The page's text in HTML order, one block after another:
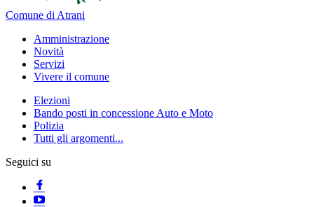
Comune di Atrani
Amministrazione
Novità
Servizi
Vivere il comune
Elezioni
Bando posti in concessione Auto e Moto
Polizia
Tutti gli argomenti...
Seguici su